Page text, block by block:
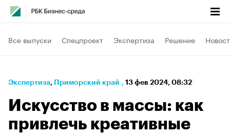
Все выпуски Спецпроект Экспертиза Решение
Экспертиза⁠, Приморский край , 13 фев 2024, 08:32
Искусство в массы: как
привлечь креативные